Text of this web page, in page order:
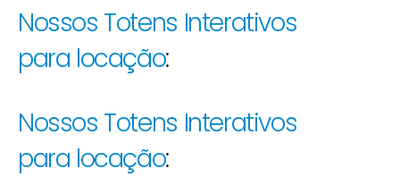
Nossos Totens Interativos
para locação:
Nossos Totens Interativos
para locação: